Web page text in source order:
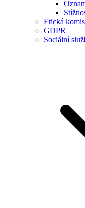
Etická
GDPR
Sociální